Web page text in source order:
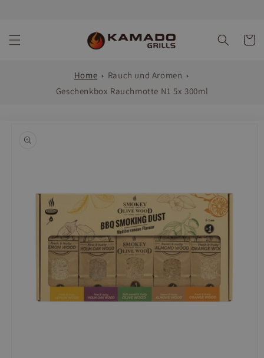
Home
Rauch und Aromen
Geschenkbox Rauchmotte N1 5x 300ml